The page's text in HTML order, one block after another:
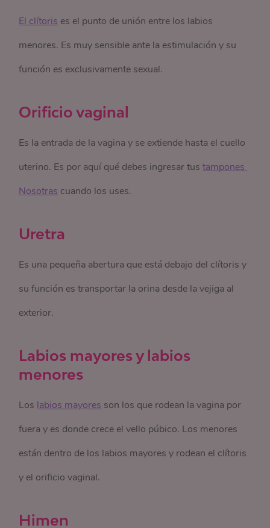
El clítoris es el punto de unión entre los labios
menores. Es muy sensible ante la estimulación y su
función es exclusivamente sexual.
Orificio vaginal
Es la entrada de la vagina y se extiende hasta el cuello
uterino. Es por aquí qué debes ingresar tustampones
Nosotras cuando los uses.
Uretra
Es una pequeña abertura que está debajo del clítoris y
su función es transportar la orina desde la vejiga al
exterior.
Labios mayores y labios
menores
Los labios mayores son los que rodean la vagina por
fuera y es donde crece el vello púbico. Los menores
están dentro de los labios mayores y rodean el clítoris
y el orificio vaginal.
Himen